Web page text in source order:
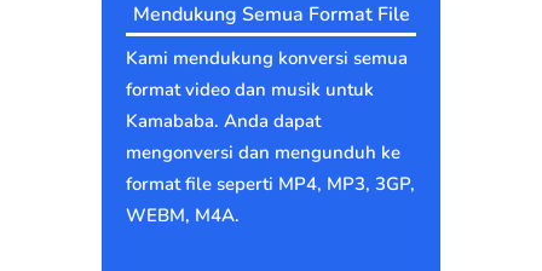
Mendukung Semua Format File
Kami mendukung konversi semua
format video dan musik untuk
Kamababa. Anda dapat
mengonversi dan mengunduh ke
format file seperti MP4, MP3, 3GP,
WEBM, M4A.